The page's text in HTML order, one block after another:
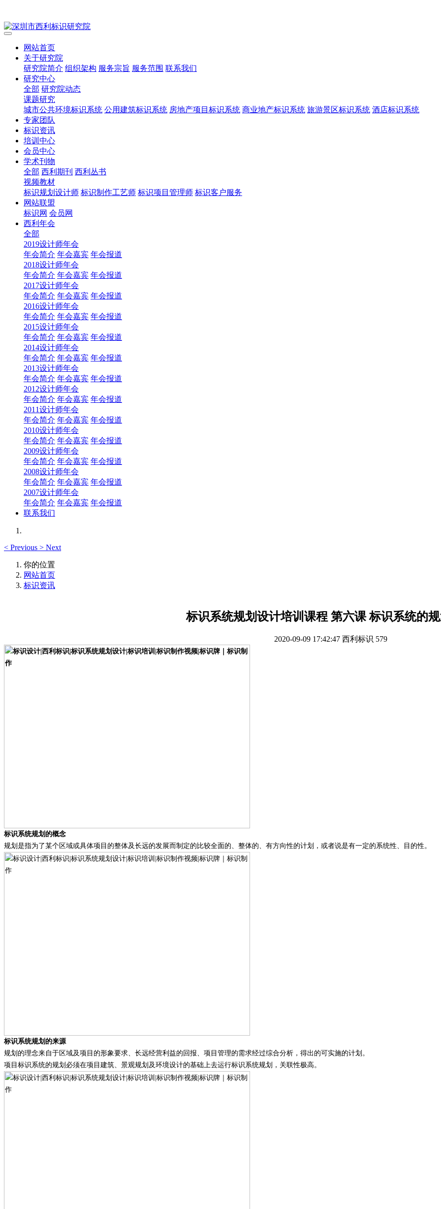
网站首页
关于研究院
研究院简介 组织架构 服务宗旨 服务范围 联系我们
研究中心
全部 研究院动态
课题研究
城市公共环境标识系统 公用建筑标识系统 房地产项目标识系统 商业地产标识系统 旅游景区标识系统 酒店标识系统
专家团队
标识资讯
培训中心
会员中心
学术刊物
全部 西利期刊 西利丛书
视频教材
标识规划设计师 标识制作工艺师 标识项目管理师 标识客户服务
网站联盟
标识网 会员网
西利年会
全部
2019设计师年会
年会简介 年会嘉宾 年会报道
2018设计师年会
年会简介 年会嘉宾 年会报道
2017设计师年会
年会简介 年会嘉宾 年会报道
2016设计师年会
年会简介 年会嘉宾 年会报道
2015设计师年会
年会简介 年会嘉宾 年会报道
2014设计师年会
年会简介 年会嘉宾 年会报道
2013设计师年会
年会简介 年会嘉宾 年会报道
2012设计师年会
年会简介 年会嘉宾 年会报道
2011设计师年会
年会简介 年会嘉宾 年会报道
2010设计师年会
年会简介 年会嘉宾 年会报道
2009设计师年会
年会简介 年会嘉宾 年会报道
2008设计师年会
年会简介 年会嘉宾 年会报道
2007设计师年会
年会简介 年会嘉宾 年会报道
联系我们
< Previous > Next
你的位置
网站首页
标识资讯
标识系统规划设计培训课程 第六课 标识系统的
2020-09-09 17:42:47 西利标识 579
标识系统规划的概念
规划是指为了某个区域或具体项目的整体及长远的发展而制定的比较全面的、整体的、有方向性的计划，或者说是有一定的系统性、目的性。
标识系统规划的来源
规划的理念来自于区域及项目的形象要求、长远经营利益的回报、项目管理的需求经过综合分析，得出的可实施的计划。
项目标识系统的规划必须在项目建筑、景观规划及环境设计的基础上去运行标识系统规划，关联性极高。